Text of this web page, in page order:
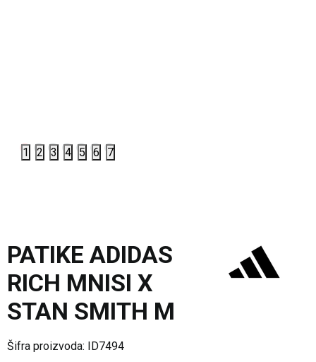
1 2 3 4 5 6 7
PATIKE ADIDAS
RICH MNISI X
STAN SMITH M
Šifra proizvoda: ID7494